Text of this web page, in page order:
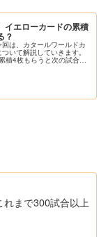
エローカードの累積
？
は、カタールワールドカ
いて解説していきます。
積4枚もらうと次の試合は
まで300試合以上